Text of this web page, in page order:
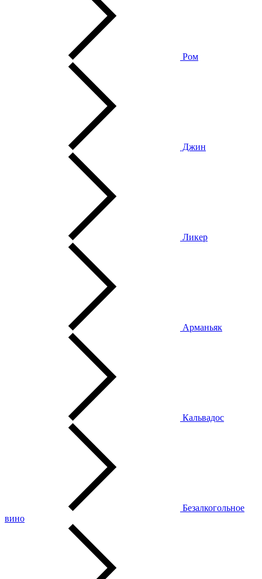
Ром
Джин
Ликер
Арманьяк
Кальвадос
Безалкогольное
вино